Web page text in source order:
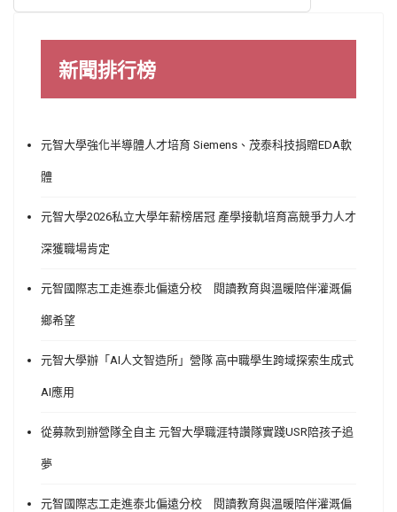
新聞排行榜
元智大學強化半導體人才培育 Siemens、茂泰科技捐贈EDA軟
體
元智大學2026私立大學年薪榜居冠 產學接軌培育高競爭力人才
深獲職場肯定
元智國際志工走進泰北偏遠分校 閱讀教育與溫暖陪伴灌溉偏
鄉希望
元智大學辦「AI人文智造所」營隊 高中職學生跨域探索生成式
AI應用
從募款到辦營隊全自主 元智大學職涯特讚隊實踐USR陪孩子追
夢
元智國際志工走進泰北偏遠分校 閱讀教育與溫暖陪伴灌溉偏